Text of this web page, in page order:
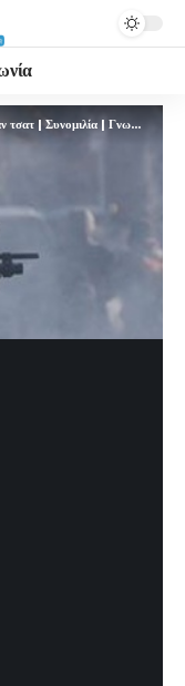
mIRC Hellas Chat - IRC Greek Chat | Δωρεάν τσατ | Συνομιλία | Γνωριμίες | FREE